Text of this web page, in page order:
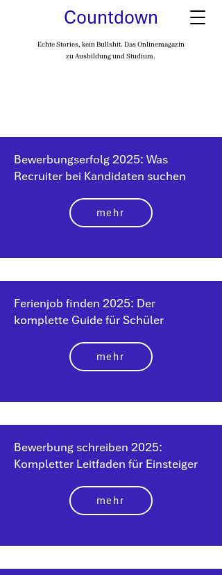
Echte Stories, kein Bullshit. Das Onlinemagazin
zu Ausbildung und Studium.
Countdown
Bewerbungserfolg 2025: Was
Recruiter bei Kandidaten suchen
mehr
Ferienjob finden 2025: Der
komplette Guide für Schüler
mehr
Bewerbung schreiben 2025:
Kompletter Leitfaden für Einsteiger
mehr